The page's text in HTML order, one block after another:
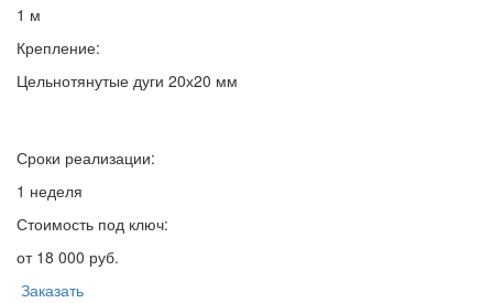
1 м
Крепление:
Цельнотянутые дуги 20х20 мм
Сроки реализации:
1 неделя
Стоимость под ключ:
от 18 000 руб.
Заказать